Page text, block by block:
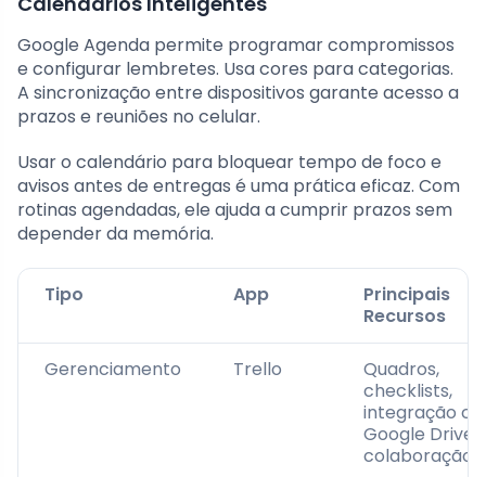
Google Agenda permite programar compromissos
e configurar lembretes. Usa cores para categorias.
A sincronização entre dispositivos garante acesso a
prazos e reuniões no celular.
Usar o calendário para bloquear tempo de foco e
avisos antes de entregas é uma prática eficaz. Com
rotinas agendadas, ele ajuda a cumprir prazos sem
depender da memória.
Tipo App
Principais
Recursos
Gerenciamento Trello
Quadros,
checklists,
integração
Google Drive,
colaboração